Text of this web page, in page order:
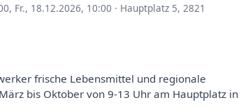
, Fr., 18.12.2026, 10:00 · Hauptplatz 5, 2821
frische Lebensmittel und regionale
bis Oktober von 9-13 Uhr am Hauptplatz in